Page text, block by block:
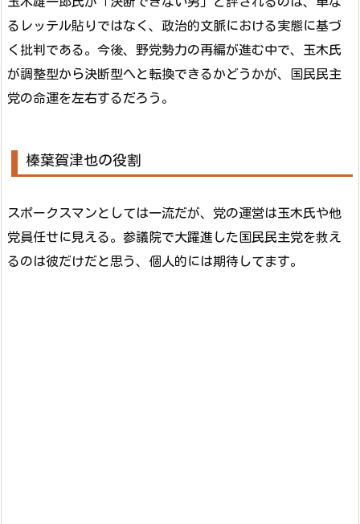
るレッテル貼りではなく、政治的文脈における実態に基づ
く批判である。今後、野党勢力の再編が進む中で、玉木氏
が調整型から決断型へと転換できるかどうかが、国民民主
党の命運を左右するだろう。
榛葉賀津也の役割
スポークスマンとしては一流だが、党の運営は玉木氏や他
党員任せに見える。参議院で大躍進した国民民主党を救え
るのは彼だけだと思う、個人的には期待してます。